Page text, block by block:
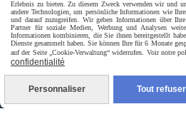
Erlebnis zu bieten. Zu diesem Zweck verwenden wir und
andere Technologien, um persönliche Informationen wie
und darauf zuzugreifen. Wir geben Informationen über
Partner für soziale Medien, Werbung und Analysen
Informationen kombinieren, die Sie ihnen bereitgestellt
Dienste gesammelt haben. Sie können Ihre für 6 Monate
auf der Seite „Cookie-Verwaltung“ widerrufen. Voir notre
confidentialité
Personnaliser Tout refuser